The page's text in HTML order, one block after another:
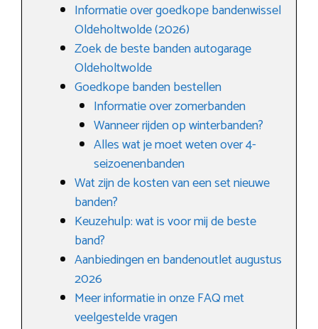
Informatie over goedkope bandenwissel
Oldeholtwolde (2026)
Zoek de beste banden autogarage
Oldeholtwolde
Goedkope banden bestellen
Informatie over zomerbanden
Wanneer rijden op winterbanden?
Alles wat je moet weten over 4-
seizoenenbanden
Wat zijn de kosten van een set nieuwe
banden?
Keuzehulp: wat is voor mij de beste
band?
Aanbiedingen en bandenoutlet augustus
2026
Meer informatie in onze FAQ met
veelgestelde vragen